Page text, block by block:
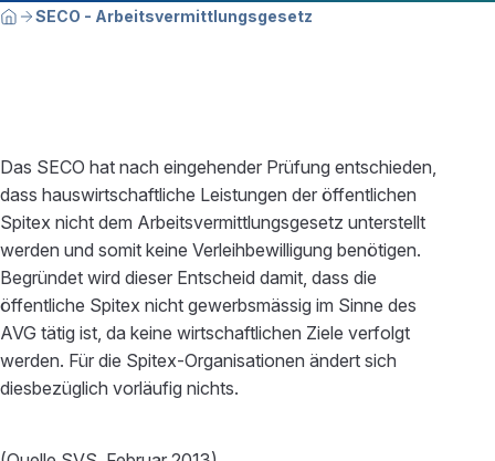
Breadcrumbnavigation
Sie befinden sich hier:
HomeSECO - Arbeitsvermittlungsgesetz
Das SECO hat nach eingehender Prüfung entschieden,
dass hauswirtschaftliche Leistungen der öffentlichen
Spitex nicht dem Arbeitsvermittlungsgesetz unterstellt
werden und somit keine Verleihbewilligung benötigen.
Begründet wird dieser Entscheid damit, dass die
öffentliche Spitex nicht gewerbsmässig im Sinne des
AVG tätig ist, da keine wirtschaftlichen Ziele verfolgt
werden. Für die Spitex-Organisationen ändert sich
diesbezüglich vorläufig nichts.